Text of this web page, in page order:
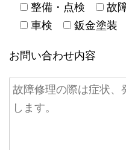
整備・点検 故
車検
鈑金塗装
お問い合わせ内容